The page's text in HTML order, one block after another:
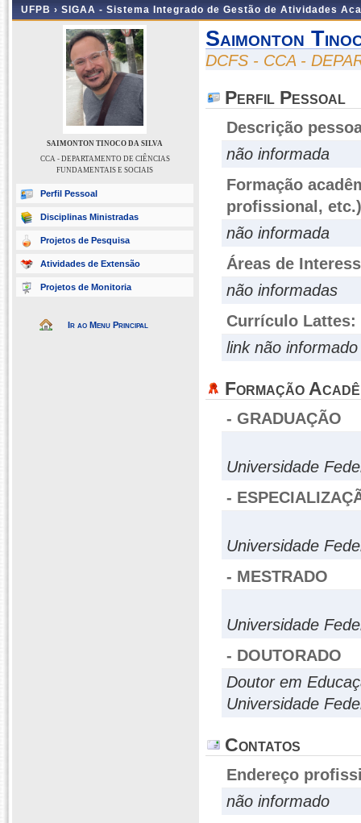
UFPB › SIGAA - Sistema Integrado de Gestão de Atividades
SAIMONTON TINOCO DA SILVA
CCA - DEPARTAMENTO DE CIÊNCIAS
FUNDAMENTAIS E SOCIAIS
Perfil Pessoal
Disciplinas Ministradas
Projetos de Pesquisa
Atividades de Extensão
Projetos de Monitoria
Ir ao Menu Principal
Saimonton
DCFS - CCA -
Perfil Pessoal
Descrição
não informada
Formação
profissional, etc.)
não informada
Áreas de
não informadas
Currículo Lattes:
link não informado
Formação
- GRADUAÇÃO
Universidade
-
Universidade
- MESTRADO
Universidade
- DOUTORADO
Doutor em
Universidade
Contatos
Endereço
não informado